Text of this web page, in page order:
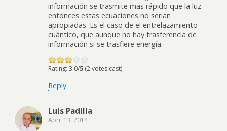
información se trasmite mas rápido que la luz
entonces estas ecuaciones no serian
apropiadas. Es el caso de el entrelazamiento
cuántico, que aunque no hay trasferencia de
información si se trasfiere energía.
Rating: 3.0/5 (2 votes cast)
Reply
Luis Padilla
April 13, 2014